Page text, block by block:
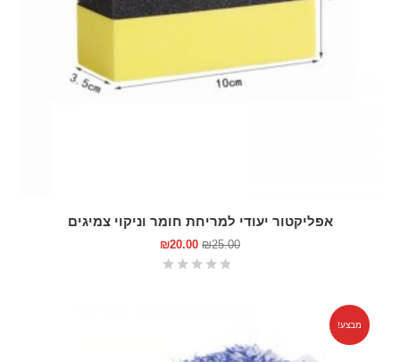
אפליקטור יעודי למריחת חומר וניקוי צמיגים
₪25.00
₪20.00
מבצע!